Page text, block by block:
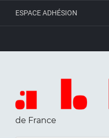
ESPACE ADHÉSION
de France